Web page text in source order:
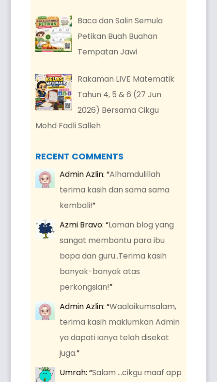
Baca dan Salin Semula
Petikan Buah Buahan
Tempatan Jawi
Rakaman LIVE Matematik
Tahun 4, 5 & 6 (27 Jun
2026) Bersama Cikgu
Mohd Fadli Salleh
RECENT COMMENTS
Admin Azlin: “Alhamdulillah
terima kasih dan sama sama
kembali!”
Azmi Bravo: “Laman blog yang
sangat membantu para ibu
bapa dan guru..Terima kasih
banyak-banyak atas
perkongsian!”
Admin Azlin: “Waalaikumsalam,
terima kasih maklumkan Admin
ya dapati ianya telah disekat
juga.”
Umrah: “Salam …cikgu maaf app